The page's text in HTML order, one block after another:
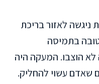
ניגשה לאזור בריכת
בתמיסה
הוצבו. המעקה היה
שאדם עשוי להחליק.